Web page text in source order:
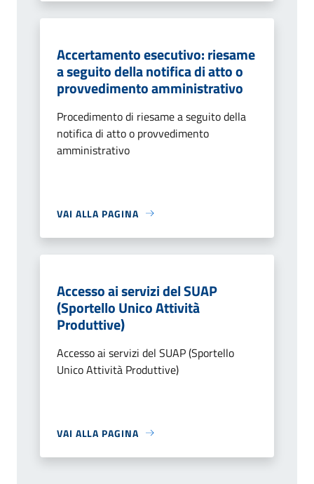
Accertamento esecutivo: riesame
a seguito della notifica di atto o
provvedimento amministrativo
Procedimento di riesame a seguito della
notifica di atto o provvedimento
amministrativo
VAI ALLA PAGINA
Accesso ai servizi del SUAP
(Sportello Unico Attività
Produttive)
Accesso ai servizi del SUAP (Sportello
Unico Attività Produttive)
VAI ALLA PAGINA